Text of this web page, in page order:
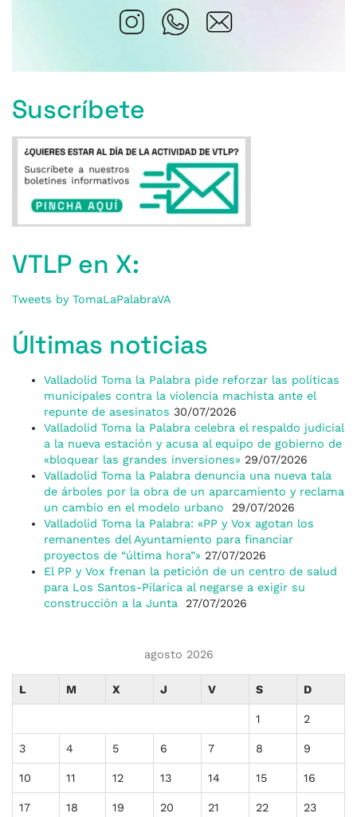
Suscríbete
VTLP en X:
Tweets by TomaLaPalabraVA
Últimas noticias
Valladolid Toma la Palabra pide reforzar las políticas
municipales contra la violencia machista ante el
repunte de asesinatos 30/07/2026
Valladolid Toma la Palabra celebra el respaldo judicial
a la nueva estación y acusa al equipo de gobierno de
«bloquear las grandes inversiones» 29/07/2026
Valladolid Toma la Palabra denuncia una nueva tala
de árboles por la obra de un aparcamiento y reclama
un cambio en el modelo urbano
29/07/2026
Valladolid Toma la Palabra: «PP y Vox agotan los
remanentes del Ayuntamiento para financiar
proyectos de “última hora”» 27/07/2026
El PP y Vox frenan la petición de un centro de salud
para Los Santos-Pilarica al negarse a exigir su
construcción a la Junta
27/07/2026
agosto 2026
L M X J V S D
1 2
3 4 5 6 7 8 9
10 11 12 13 14 15 16
17 18 19 20 21 22 23